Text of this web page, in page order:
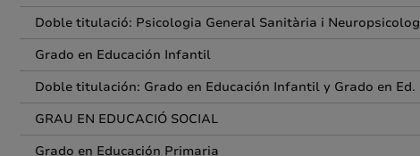
Doble titulació: Psicologia General Sanitària i
Grado en Educación Infantil
Doble titulación: Grado en Educación Infantil y Grado en Ed.
GRAU EN EDUCACIÓ SOCIAL
Grado en Educación Primaria